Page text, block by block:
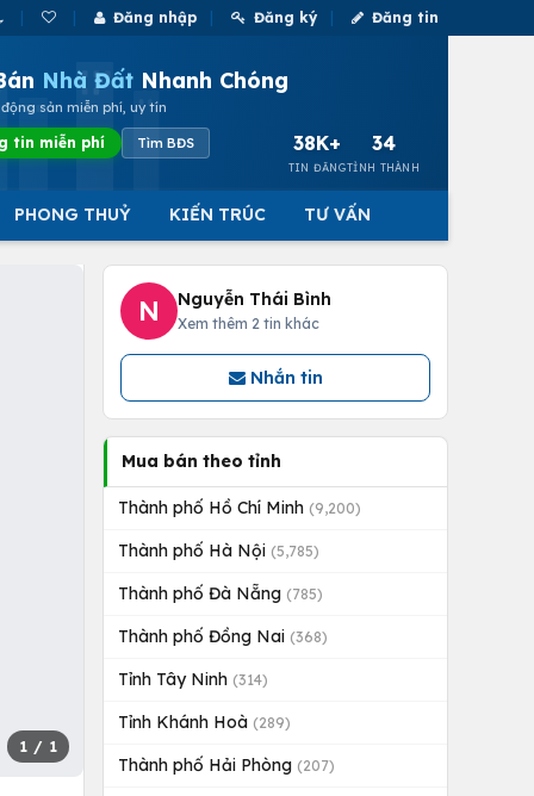
Đăng nhập Đăng ký Đăng tin
Nhà Đất Nhanh Chóng
sản miễn phí, uy tín
tin miễn phí Tìm BĐS 38K+
TIN ĐĂNG
34
TỈNH THÀNH
PHONG THUỶ KIẾN TRÚC TƯ VẤN
1 / 1
N Nguyễn Thái Bình
Xem thêm 2 tin khác
Nhắn tin
Mua bán theo tỉnh
Thành phố Hồ Chí Minh (9,200)
Thành phố Hà Nội (5,785)
Thành phố Đà Nẵng (785)
Thành phố Đồng Nai (368)
Tỉnh Tây Ninh (314)
Tỉnh Khánh Hoà (289)
Thành phố Hải Phòng (207)